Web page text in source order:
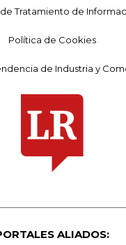
Tratamiento de
Política de Cookies
de Industria y
ALIADOS: